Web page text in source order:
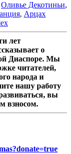
Оливье Декотиньи,
, Арцах
лет
о
Диаспоре. Мы
читателей,
народа и
нашу работу
вы
взносом.